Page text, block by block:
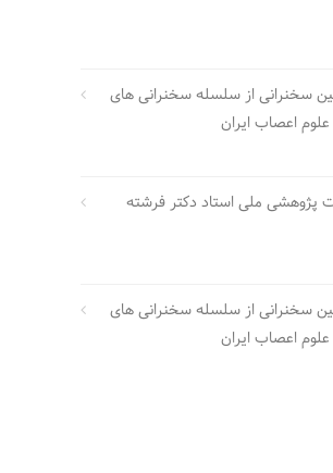
سخنرانی از سلسله سخنرانی های
اعصاب ایران
پژوهشی ملی استاد دکتر فرشته
سخنرانی از سلسله سخنرانی های
اعصاب ایران